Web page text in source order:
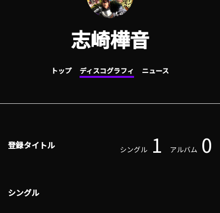
ご利用の流れ
よくある質問
志崎樺音
トップ ディスコグラフィ ニュース
登録タイトル シングル 1 アルバム 0
シングル